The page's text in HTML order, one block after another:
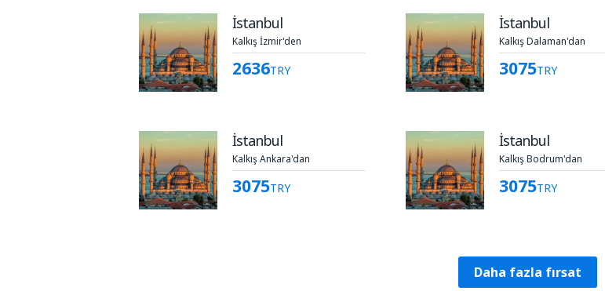
İstanbul
Kalkış İzmir'den
2636TRY
İstanbul
Kalkış Ankara'dan
3075TRY
İstanbul
Kalkış Dalaman'dan
3075TRY
İstanbul
Kalkış Bodrum'dan
3075TRY
Daha fazla fırsat